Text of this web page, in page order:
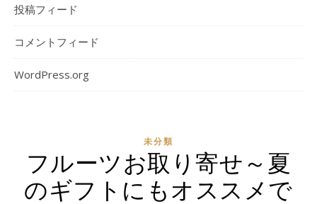
投稿フィード
コメントフィード
WordPress.org
未分類
フルーツお取り寄せ～夏
のギフトにもオススメで